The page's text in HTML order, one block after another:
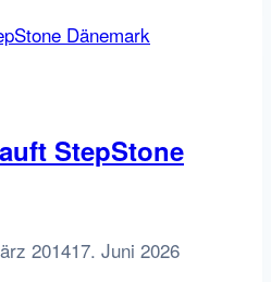
StepStone
201417. Juni 2026